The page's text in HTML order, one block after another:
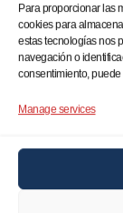
Para proporcionar las
cookies para
estas tecnologías nos
navegación o
consentimiento,
Manage services
La
La ingente
estos
La